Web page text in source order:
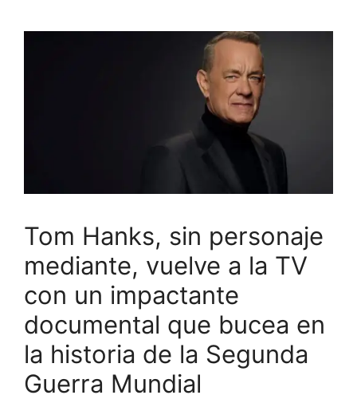
Tom Hanks, sin personaje
mediante, vuelve a la TV
con un impactante
documental que bucea en
la historia de la Segunda
Guerra Mundial